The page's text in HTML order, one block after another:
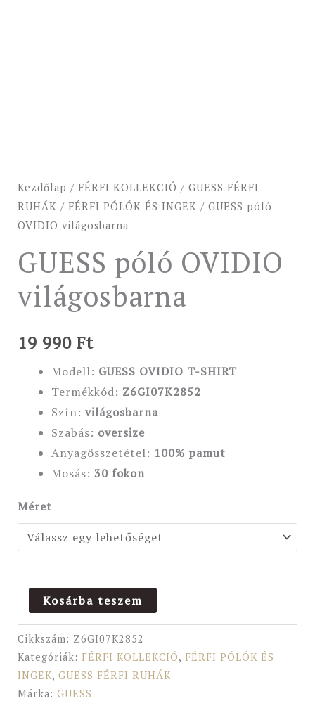
Kezdőlap / FÉRFI KOLLEKCIÓ / GUESS FÉRFI
RUHÁK / FÉRFI PÓLÓK ÉS INGEK / GUESS póló
OVIDIO világosbarna
GUESS póló OVIDIO
világosbarna
19 990 Ft
Modell: GUESS OVIDIO T-SHIRT
Termékkód: Z6GI07K2852
Szín: világosbarna
Szabás: oversize
Anyagösszetétel: 100% pamut
Mosás: 30 fokon
Méret
Kosárba teszem
Cikkszám: Z6GI07K2852
Kategóriák: FÉRFI KOLLEKCIÓ, FÉRFI PÓLÓK ÉS
INGEK, GUESS FÉRFI RUHÁK
Márka: GUESS